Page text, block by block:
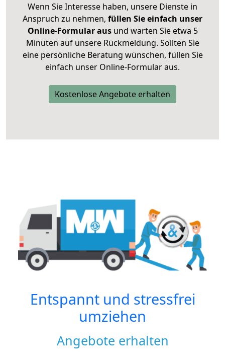
Wenn Sie Interesse haben, unsere Dienste in
Anspruch zu nehmen, füllen Sie einfach unser
Online-Formular ausund warten Sie etwa 5
Minuten auf unsere Rückmeldung. Sollten Sie
eine persönliche Beratung wünschen, füllen Sie
einfach unser Online-Formular aus.
Kostenlose Angebote erhalten
Entspannt und stressfrei
umziehen
Angebote erhalten